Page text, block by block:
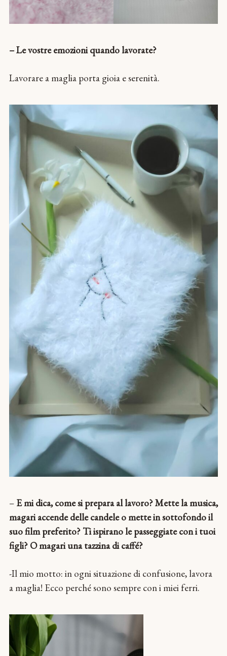
– Le vostre emozioni quando lavorate?
Lavorare a maglia porta gioia e serenità.
–E mi dica, come si prepara al lavoro? Mette la musica,
magari accende delle candele o mette in sottofondo il
suo film preferito? Ti ispirano le passeggiate con i tuoi
figli? O magari una tazzina di caffé?
-Il mio motto: in ogni situazione di confusione, lavora
a maglia! Ecco perché sono sempre con i miei ferri.